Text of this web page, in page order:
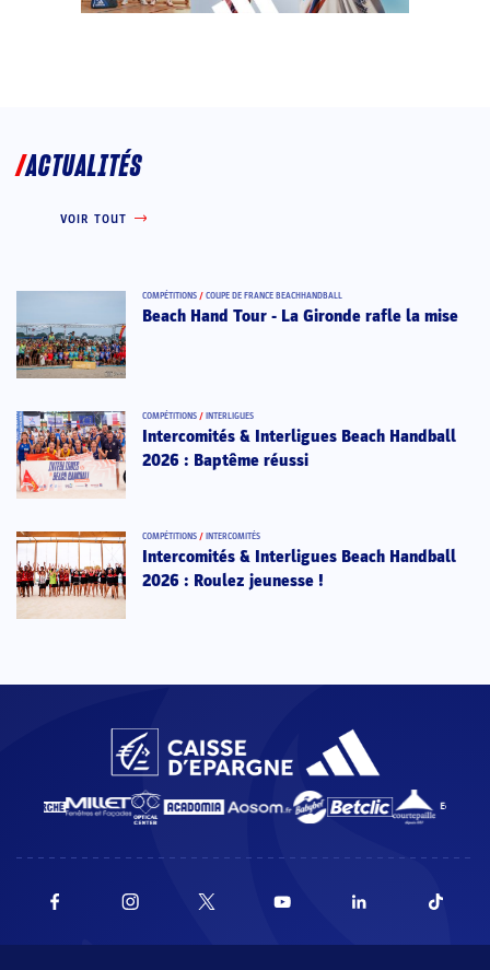
ACTUALITÉS
VOIR TOUT
COMPÉTITIONS / COUPE DE FRANCE BEACHHANDBALL
Beach Hand Tour - La Gironde rafle la mise
COMPÉTITIONS / INTERLIGUES
Intercomités & Interligues Beach Handball
2026 : Baptême réussi
COMPÉTITIONS / INTERCOMITÉS
Intercomités & Interligues Beach Handball
2026 : Roulez jeunesse !